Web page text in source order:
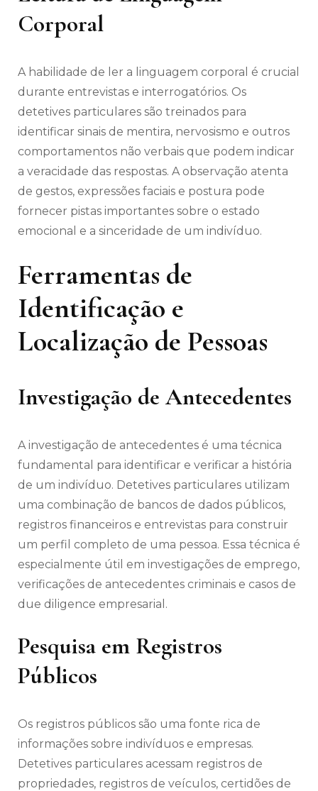
Corporal
A habilidade de ler a linguagem corporal é crucial
durante entrevistas e interrogatórios. Os
detetives particulares são treinados para
identificar sinais de mentira, nervosismo e outros
comportamentos não verbais que podem indicar
a veracidade das respostas. A observação atenta
de gestos, expressões faciais e postura pode
fornecer pistas importantes sobre o estado
emocional e a sinceridade de um indivíduo.
Ferramentas de
Identificação e
Localização de Pessoas
Investigação de Antecedentes
A investigação de antecedentes é uma técnica
fundamental para identificar e verificar a história
de um indivíduo. Detetives particulares utilizam
uma combinação de bancos de dados públicos,
registros financeiros e entrevistas para construir
um perfil completo de uma pessoa. Essa técnica é
especialmente útil em investigações de emprego,
verificações de antecedentes criminais e casos de
due diligence empresarial.
Pesquisa em Registros
Públicos
Os registros públicos são uma fonte rica de
informações sobre indivíduos e empresas.
Detetives particulares acessam registros de
propriedades, registros de veículos, certidões de